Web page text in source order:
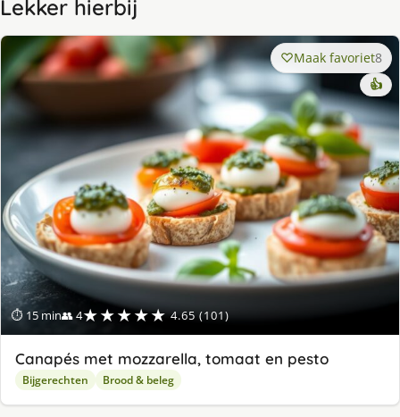
Lekker hierbij
⏱ 15 min👥 4★★★★★ 4.65 (101)
Maak favoriet8
👍
Canapés met mozzarella, tomaat en pesto
Bijgerechten Brood & beleg